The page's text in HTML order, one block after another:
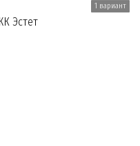
1 вариант
ЖК Эстет